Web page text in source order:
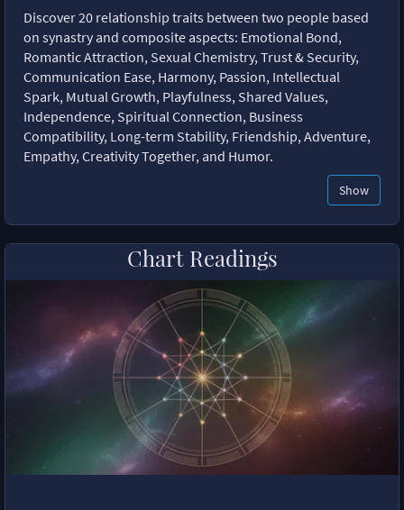
Discover 20 relationship traits between two people based
on synastry and composite aspects: Emotional Bond,
Romantic Attraction, Sexual Chemistry, Trust & Security,
Communication Ease, Harmony, Passion, Intellectual
Spark, Mutual Growth, Playfulness, Shared Values,
Independence, Spiritual Connection, Business
Compatibility, Long-term Stability, Friendship, Adventure,
Empathy, Creativity Together, and Humor.
Show
Chart Readings